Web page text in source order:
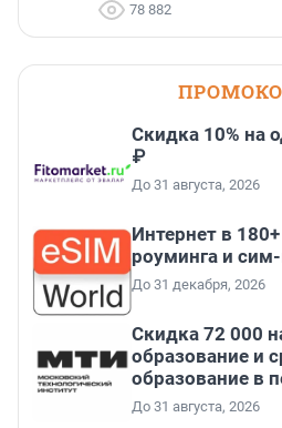
78 882
Скидка 10% на
₽
До 31 августа, 2026
Интернет в
роуминга и
До 31 декабря, 2026
Скидка 72 000
образование и
образование в
До 31 августа, 2026